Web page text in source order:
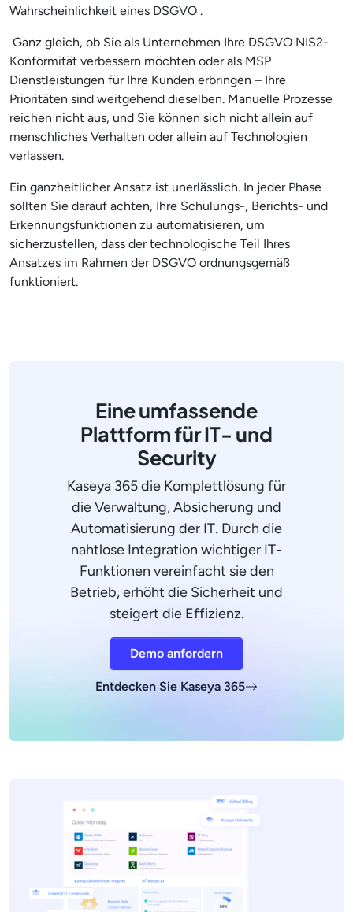
Wahrscheinlichkeit eines DSGVO .
Ganz gleich, ob Sie als Unternehmen Ihre DSGVO NIS2-
Konformität verbessern möchten oder als MSP
Dienstleistungen für Ihre Kunden erbringen – Ihre
Prioritäten sind weitgehend dieselben. Manuelle Prozesse
reichen nicht aus, und Sie können sich nicht allein auf
menschliches Verhalten oder allein auf Technologien
verlassen.
Ein ganzheitlicher Ansatz ist unerlässlich. In jeder Phase
sollten Sie darauf achten, Ihre Schulungs-, Berichts- und
Erkennungsfunktionen zu automatisieren, um
sicherzustellen, dass der technologische Teil Ihres
Ansatzes im Rahmen der DSGVO ordnungsgemäß
funktioniert.
Eine umfassende
Plattform für IT- und
Security
Kaseya 365 die Komplettlösung für
die Verwaltung, Absicherung und
Automatisierung der IT. Durch die
nahtlose Integration wichtiger IT-
Funktionen vereinfacht sie den
Betrieb, erhöht die Sicherheit und
steigert die Effizienz.
Demo anfordern
Entdecken Sie Kaseya 365